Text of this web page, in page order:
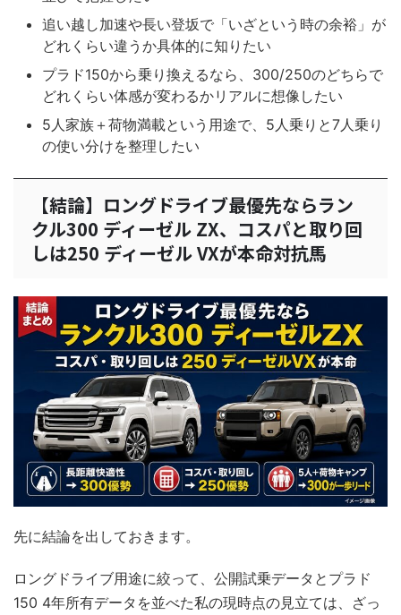
追い越し加速や長い登坂で「いざという時の余裕」が
どれくらい違うか具体的に知りたい
プラド150から乗り換えるなら、300/250のどちらで
どれくらい体感が変わるかリアルに想像したい
5人家族＋荷物満載という用途で、5人乗りと7人乗り
の使い分けを整理したい
【結論】ロングドライブ最優先ならラン
クル300 ディーゼル ZX、コスパと取り回
しは250 ディーゼル VXが本命対抗馬
先に結論を出しておきます。
ロングドライブ用途に絞って、公開試乗データとプラド
150 4年所有データを並べた私の現時点の見立ては、ざっ